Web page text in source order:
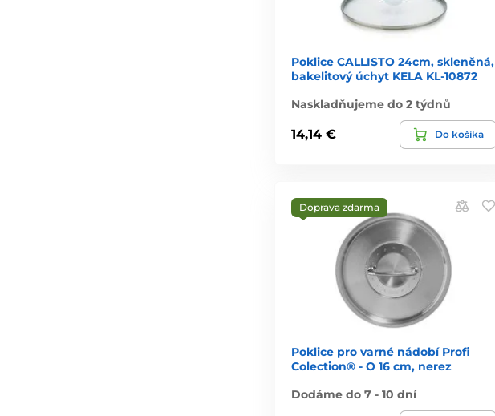
Poklice CALLISTO 24cm, skleněná,
bakelitový úchyt KELA KL-10872
Naskladňujeme do 2 týdnů
14,14 € Do košíka
Doprava zdarma
Poklice pro varné nádobí Profi
Colection® - O 16 cm, nerez
Dodáme do 7 - 10 dní